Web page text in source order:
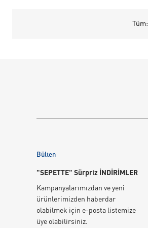
Tüm:
Bülten
"SEPETTE" Sürpriz İNDİRİMLER
Kampanyalarımızdan ve yeni
ürünlerimizden haberdar
olabilmek için e-posta listemize
üye olabilirsiniz.